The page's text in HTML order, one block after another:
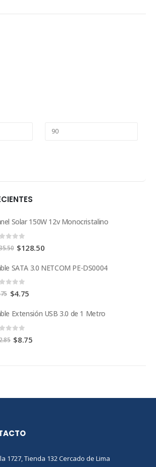
Solar 150W 12v Monocristalino
out of 5
$128.50
SATA 3.0 NETCOM PE-DS0004
out of 5
$4.75
Extensión USB 3.0 de 1 Metro
$8.75
1727, Tienda 132 Cercado de Lima